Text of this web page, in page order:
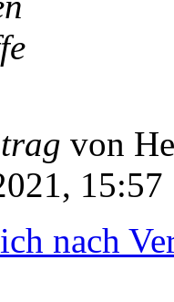
von
15:57
nach